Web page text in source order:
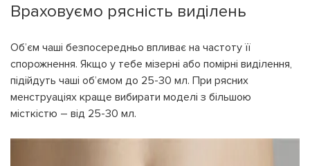
Враховуємо рясність виділень
Об’єм чаші безпосередньо впливає на частоту її
спорожнення. Якщо у тебе мізерні або помірні виділення,
підійдуть чаші об’ємом до 25-30 мл. При рясних
менструаціях краще вибирати моделі з більшою
місткістю – від 25-30 мл.